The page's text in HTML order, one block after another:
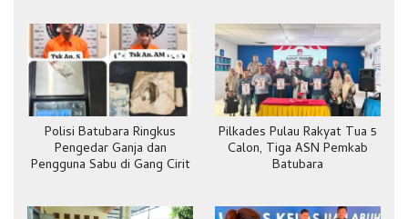
Polisi Batubara Ringkus
Pengedar Ganja dan
Pengguna Sabu di Gang Cirit
Pilkades Pulau Rakyat Tua 5
Calon, Tiga ASN Pemkab
Batubara